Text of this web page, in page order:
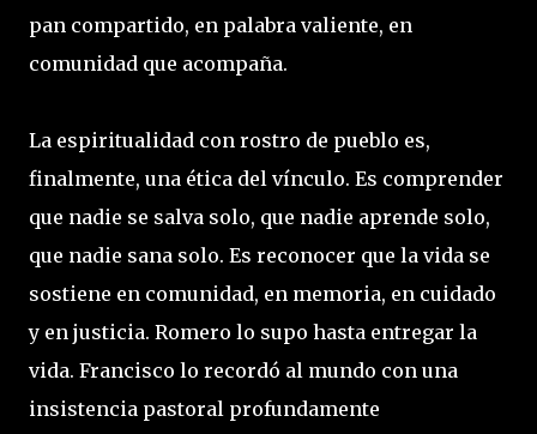
pan compartido, en palabra valiente, en
comunidad que acompaña.
La espiritualidad con rostro de pueblo es,
finalmente, una ética del vínculo. Es comprender
que nadie se salva solo, que nadie aprende solo,
que nadie sana solo. Es reconocer que la vida se
sostiene en comunidad, en memoria, en cuidado
y en justicia. Romero lo supo hasta entregar la
vida. Francisco lo recordó al mundo con una
insistencia pastoral profundamente